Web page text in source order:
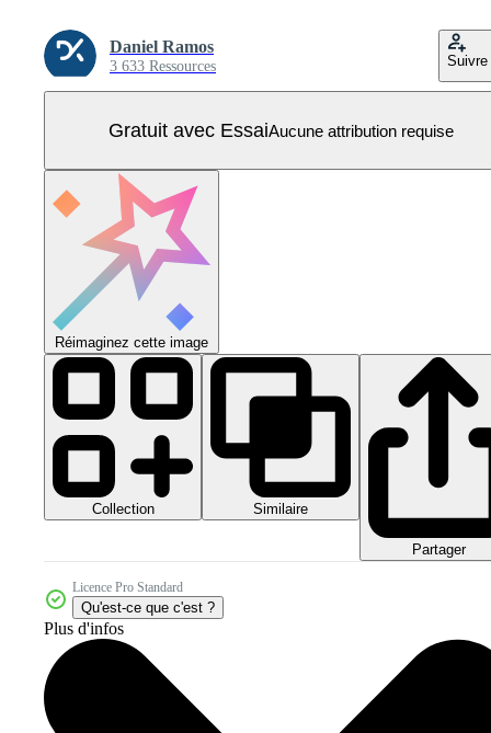
Daniel Ramos
3 633 Ressources Suivre
Gratuit avec EssaiAucune attribution requise
Réimaginez cette image
Collection Similaire
Partager
Licence Pro Standard
Qu'est-ce que c'est ?
Plus d'infos